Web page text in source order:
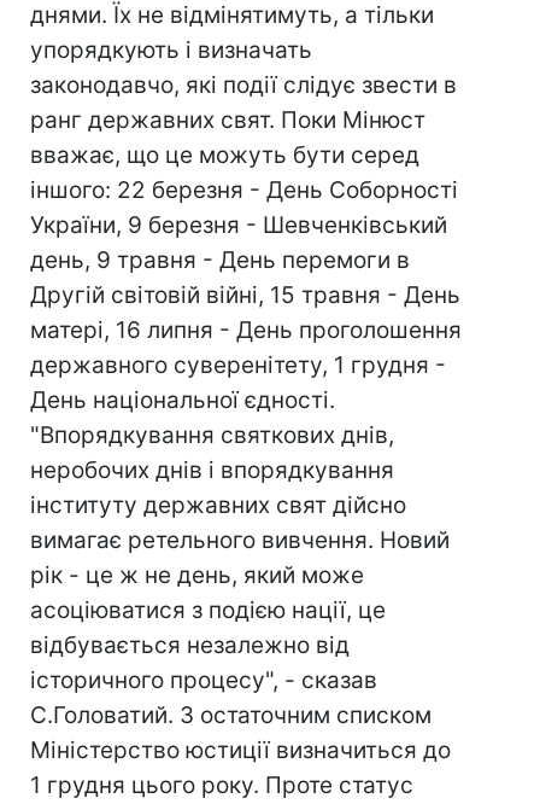
днями. Їх не відмінятимуть, а тільки
упорядкують і визначать
законодавчо, які події слідує звести в
ранг державних свят. Поки Мінюст
вважає, що це можуть бути серед
іншого: 22 березня - День Соборності
України, 9 березня - Шевченківський
день, 9 травня - День перемоги в
Другій світовій війні, 15 травня - День
матері, 16 липня - День проголошення
державного суверенітету, 1 грудня -
День національної єдності.
"Впорядкування святкових днів,
неробочих днів і впорядкування
інституту державних свят дійсно
вимагає ретельного вивчення. Новий
рік - це ж не день, який може
асоціюватися з подією нації, це
відбувається незалежно від
історичного процесу", - сказав
С.Головатий. З остаточним списком
Міністерство юстиції визначиться до
1 грудня цього року. Проте статус